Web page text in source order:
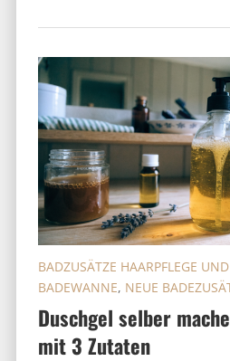
Duschgel selber
mit 3 Zutaten
BADZUSÄTZE HAARPFLEGE
BADEWANNE, NEUE